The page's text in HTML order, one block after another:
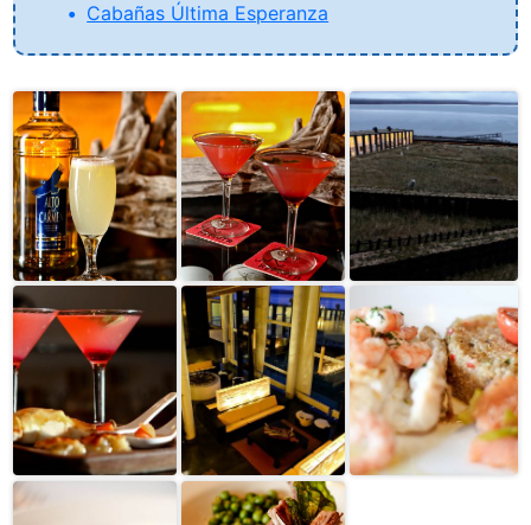
Cabañas Última Esperanza